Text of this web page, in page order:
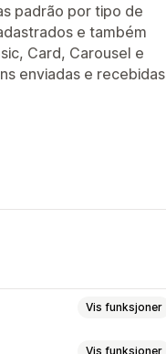
padrão por tipo de
e também
Card, Carousel e
enviadas e recebidas
Vis funksjoner
Vis funksjoner